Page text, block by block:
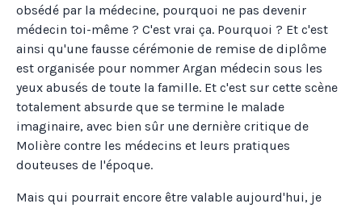
obsédé par la médecine, pourquoi ne pas devenir
médecin toi-même ? C'est vrai ça. Pourquoi ? Et c'est
ainsi qu'une fausse cérémonie de remise de diplôme
est organisée pour nommer Argan médecin sous les
yeux abusés de toute la famille. Et c'est sur cette scène
totalement absurde que se termine le malade
imaginaire, avec bien sûr une dernière critique de
Molière contre les médecins et leurs pratiques
douteuses de l'époque.
Mais qui pourrait encore être valable aujourd'hui, je